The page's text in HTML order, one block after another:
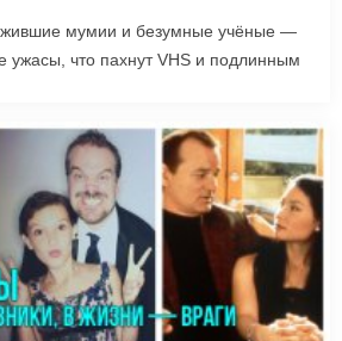
мумии и безумные учёные —
ужасы, что пахнут VHS и подлинным